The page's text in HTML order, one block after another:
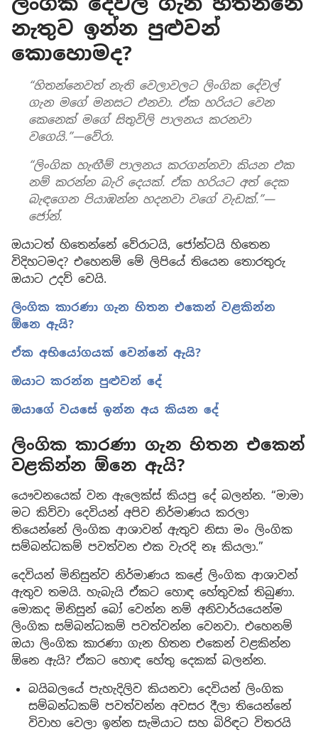
නැතුව ඉන්න පුළුවන්
කොහොමද?
“හිතන්නෙවත් නැති වෙලාවලට ලිංගික දේවල්
ගැන මගේ මනසට එනවා. ඒක හරියට වෙන
කෙනෙක් මගේ සිතුවිලි පාලනය කරනවා
වගෙයි.”—වේරා.
“ලිංගික හැඟීම් පාලනය කරගන්නවා කියන එක
නම් කරන්න බැරි දෙයක්. ඒක හරියට අත් දෙක
බැඳගෙන පියාඹන්න හදනවා වගේ වැඩක්.”—
ජෝන්.
ඔයාටත් හිතෙන්නේ වේරාටයි, ජෝන්ටයි හිතෙන
විදිහටමද? එහෙනම් මේ ලිපියේ තියෙන තොරතුරු
ඔයාට උදව් වෙයි.
ලිංගික කාරණා ගැන හිතන එකෙන් වළකින්න
ඕනෙ ඇයි?
ඒක අභියෝගයක් වෙන්නේ ඇයි?
ඔයාට කරන්න පුළුවන් දේ
ඔයාගේ වයසේ ඉන්න අය කියන දේ
ලිංගික කාරණා ගැන හිතන එකෙන්
වළකින්න ඕනෙ ඇයි?
යෞවනයෙක් වන ඇලෙක්ස් කියපු දේ බලන්න. “මාමා
මට කිව්වා දෙවියන් අපිව නිර්මාණය කරලා
තියෙන්නේ ලිංගික ආශාවන් ඇතුව නිසා මං ලිංගික
සම්බන්ධකම් පවත්වන එක වැරදි නෑ කියලා.”
දෙවියන් මිනිසුන්ව නිර්මාණය කළේ ලිංගික ආශාවන්
ඇතුව තමයි. හැබැයි ඒකට හොඳ හේතුවක් තිබුණා.
මොකද මිනිසුන් බෝ වෙන්න නම් අනිවාර්යයෙන්ම
ලිංගික සම්බන්ධකම් පවත්වන්න වෙනවා. එහෙනම්
ඔයා ලිංගික කාරණා ගැන හිතන එකෙන් වළකින්න
ඕනෙ ඇයි? ඒකට හොඳ හේතු දෙකක් බලන්න.
බයිබලයේ පැහැදිලිව කියනවා දෙවියන් ලිංගික
සම්බන්ධකම් පවත්වන්න අවසර දීලා තියෙන්නේ
විවාහ වෙලා ඉන්න සැමියාට සහ බිරිඳට විතරයි